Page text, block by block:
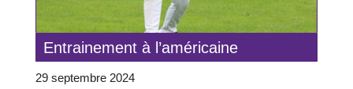
Entrainement à l’américaine
29 septembre 2024